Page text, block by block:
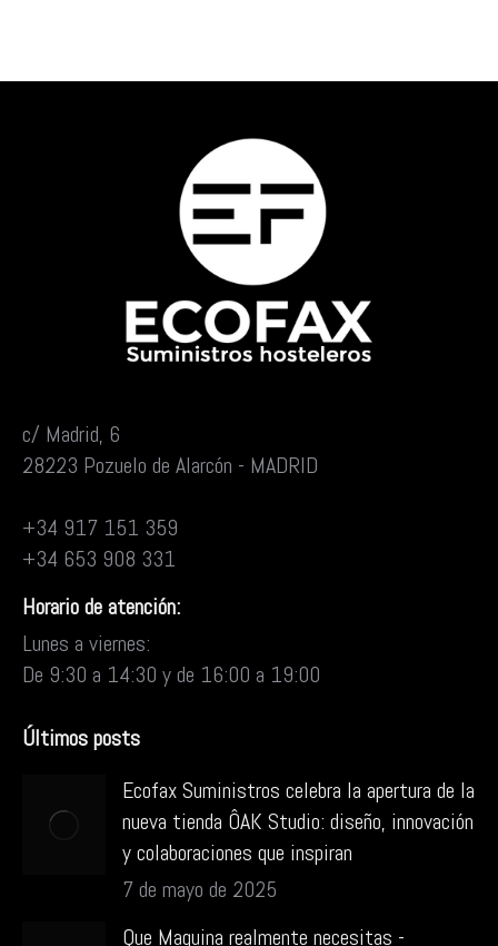
c/ Madrid, 6
28223 Pozuelo de Alarcón - MADRID
+34 917 151 359
+34 653 908 331
Horario de atención:
Lunes a viernes:
De 9:30 a 14:30 y de 16:00 a 19:00
Últimos posts
Ecofax Suministros celebra la apertura de la
nueva tienda ÔAK Studio: diseño, innovación
y colaboraciones que inspiran
7 de mayo de 2025
Que Maquina realmente necesitas -